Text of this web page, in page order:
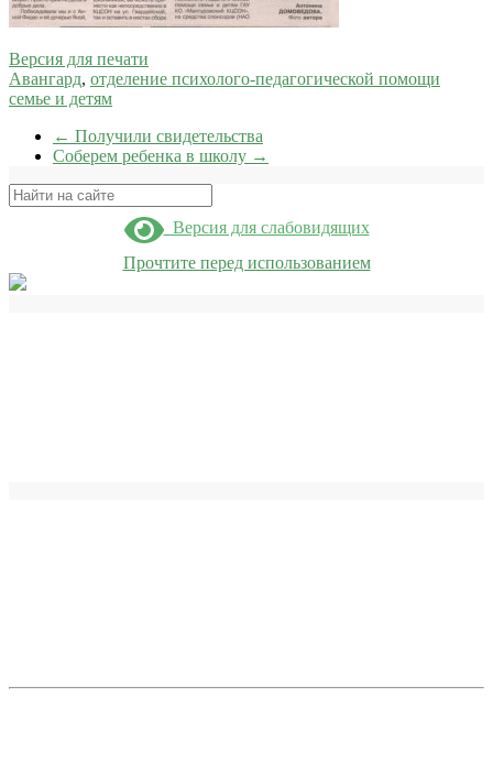
Версия для печати
Авангард, отделение психолого-педагогической помощи
семье и детям
← Получили свидетельства
Соберем ребенка в школу →
Поиск
Версия для слабовидящих
Прочтите перед использованием